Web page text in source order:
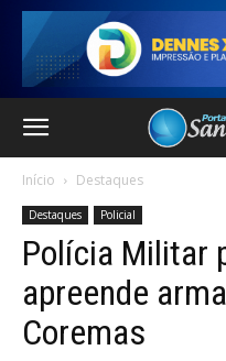
Início Destaques
Destaques Policial
Polícia Militar
apreende
Coremas